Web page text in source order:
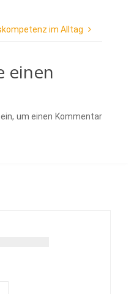
im Alltag
einen
um einen Kommentar